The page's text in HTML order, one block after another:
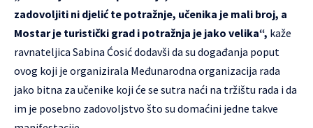
zadovoljiti ni djelić te potražnje, učenika je mali broj, a
Mostar je turistički grad i potražnja je jako velika“, kaže
ravnateljica Sabina Ćosić dodavši da su događanja poput
ovog koji je organizirala Međunarodna organizacija rada
jako bitna za učenike koji će se sutra naći na tržištu rada i da
im je posebno zadovoljstvo što su domaćini jedne takve